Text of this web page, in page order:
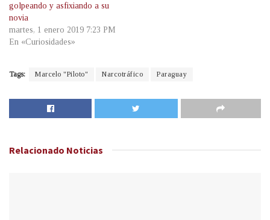
golpeando y asfixiando a su
novia
martes, 1 enero 2019 7:23 PM
En «Curiosidades»
Tags: Marcelo "Piloto" Narcotráfico Paraguay
Relacionado Noticias